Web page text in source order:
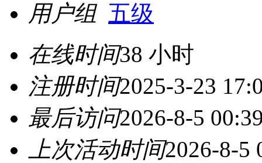
用户组 五级
在线时间38 小时
注册时间2025-3-23
最后访问2026-8-5
上次活动时间2026-8-5